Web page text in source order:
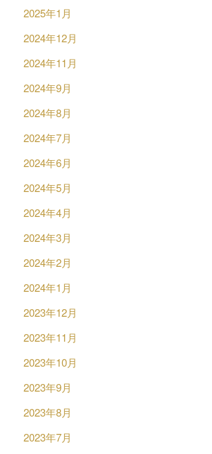
2025年1月
2024年12月
2024年11月
2024年9月
2024年8月
2024年7月
2024年6月
2024年5月
2024年4月
2024年3月
2024年2月
2024年1月
2023年12月
2023年11月
2023年10月
2023年9月
2023年8月
2023年7月